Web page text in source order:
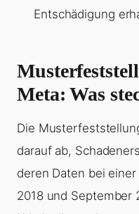
Entschädigung
Meta: Was
Die
darauf ab,
deren Daten bei
2018 und September